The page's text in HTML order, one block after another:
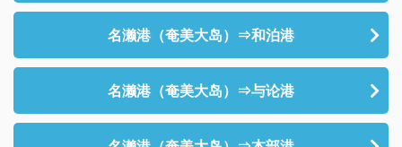
名濑港（奄美大岛）⇒和泊港
名濑港（奄美大岛）⇒与论港